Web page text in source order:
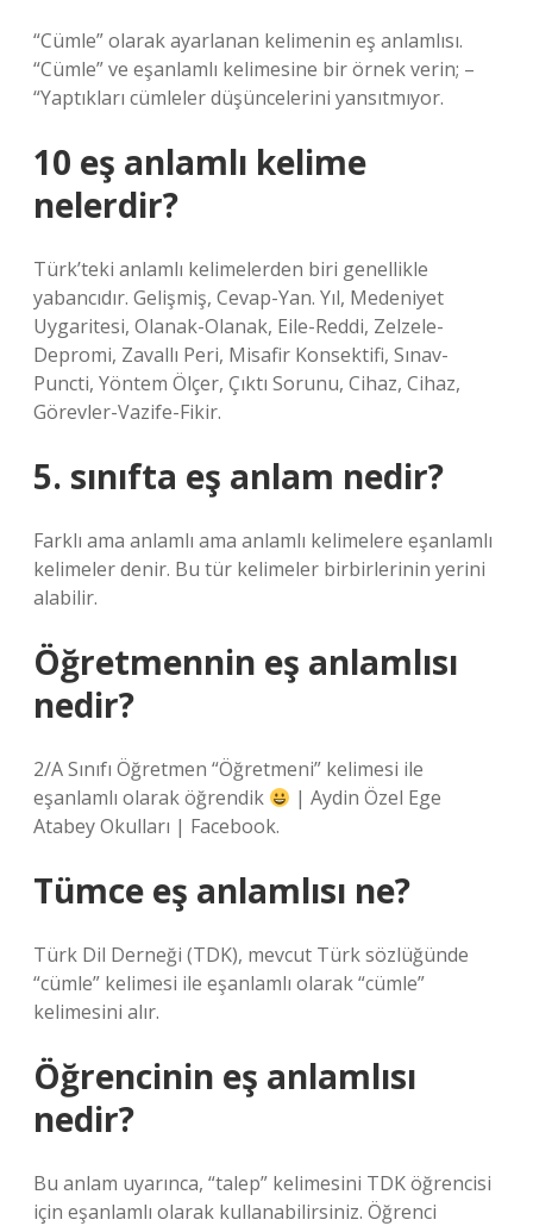
“Cümle” olarak ayarlanan kelimenin eş anlamlısı.
“Cümle” ve eşanlamlı kelimesine bir örnek verin; –
“Yaptıkları cümleler düşüncelerini yansıtmıyor.
10 eş anlamlı kelime
nelerdir?
Türk’teki anlamlı kelimelerden biri genellikle
yabancıdır. Gelişmiş, Cevap-Yan. Yıl, Medeniyet
Uygaritesi, Olanak-Olanak, Eile-Reddi, Zelzele-
Depromi, Zavallı Peri, Misafir Konsektifi, Sınav-
Puncti, Yöntem Ölçer, Çıktı Sorunu, Cihaz, Cihaz,
Görevler-Vazife-Fikir.
5. sınıfta eş anlam nedir?
Farklı ama anlamlı ama anlamlı kelimelere eşanlamlı
kelimeler denir. Bu tür kelimeler birbirlerinin yerini
alabilir.
Öğretmennin eş anlamlısı
nedir?
2/A Sınıfı Öğretmen “Öğretmeni” kelimesi ile
eşanlamlı olarak öğrendik
| Aydin Özel Ege
Atabey Okulları | Facebook.
Tümce eş anlamlısı ne?
Türk Dil Derneği (TDK), mevcut Türk sözlüğünde
“cümle” kelimesi ile eşanlamlı olarak “cümle”
kelimesini alır.
Öğrencinin eş anlamlısı
nedir?
Bu anlam uyarınca, “talep” kelimesini TDK öğrencisi
için eşanlamlı olarak kullanabilirsiniz. Öğrenci